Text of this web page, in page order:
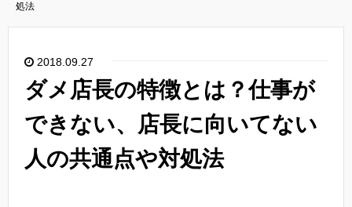
処法
2018.09.27
ダメ店長の特徴とは？仕事が
できない、店長に向いてない
人の共通点や対処法